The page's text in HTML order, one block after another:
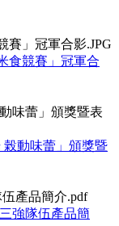
賽」冠軍合影.JPG
味蕾」頒獎暨表
產品簡介.pdf